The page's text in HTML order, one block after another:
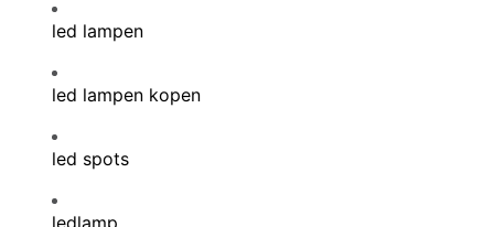
led lampen
led lampen kopen
led spots